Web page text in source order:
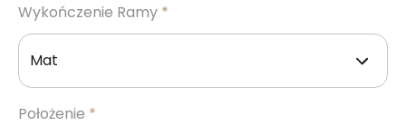
Wykończenie Ramy *
Położenie *